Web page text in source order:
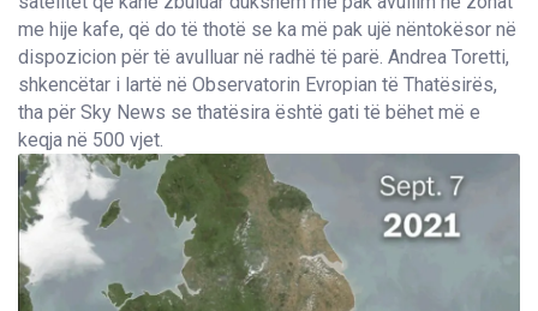
me hije kafe, që do të thotë se ka më pak ujë nëntokësor në
dispozicion për të avulluar në radhë të parë. Andrea Toretti,
shkencëtar i lartë në Observatorin Evropian të Thatësirës,
tha për Sky News se thatësira është gati të bëhet më e
keqja në 500 vjet.